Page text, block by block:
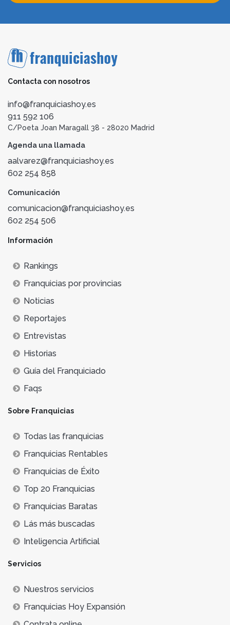
Contacta con nosotros
info@franquiciashoy.es
911 592 106
C/Poeta Joan Maragall 38 - 28020 Madrid
Agenda una llamada
aalvarez@franquiciashoy.es
602 254 858
Comunicación
comunicacion@franquiciashoy.es
602 254 506
Información
Rankings
Franquicias por provincias
Noticias
Reportajes
Entrevistas
Historias
Guía del Franquiciado
Faqs
Sobre Franquicias
Todas las franquicias
Franquicias Rentables
Franquicias de Éxito
Top 20 Franquicias
Franquicias Baratas
Lás más buscadas
Inteligencia Artificial
Servicios
Nuestros servicios
Franquicias Hoy Expansión